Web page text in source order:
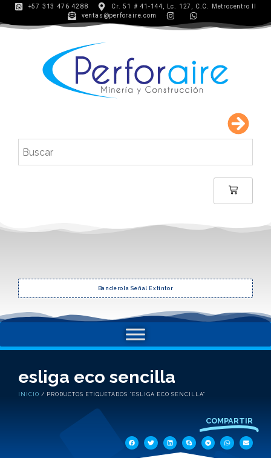
+57 313 476 4288
Cr. 51 # 41-144, Lc. 127, C.C. Metrocentro II
ventas@perforaire.com
Banderola Señal Extintor
esliga eco sencilla
INICIO / PRODUCTOS ETIQUETADOS “ESLIGA ECO SENCILLA”
COMPARTIR